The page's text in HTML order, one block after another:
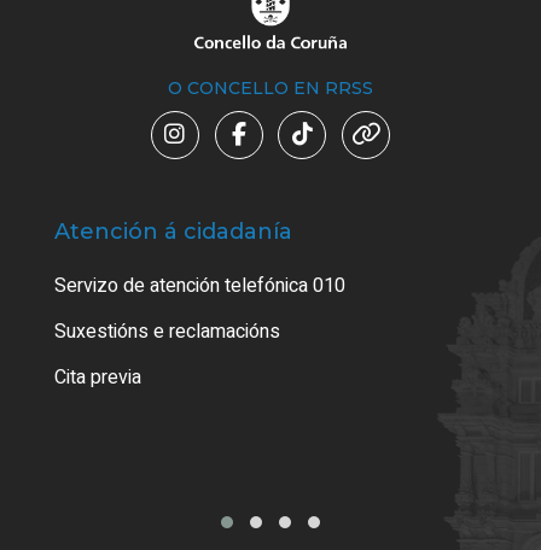
O CONCELLO EN RRSS
Atención á cidadanía
Servizo de atención telefónica 010
Suxestións e reclamacións
Cita previa